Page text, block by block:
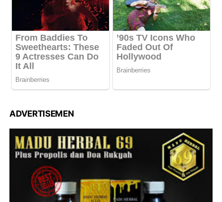
ADVERTISEMEN